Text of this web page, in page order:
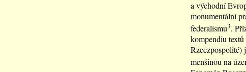
a východní
monumentální
federalismu3.
kompendiu
Rzeczpospolité)
menšinou na